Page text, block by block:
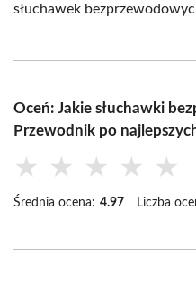
słuchawek
Oceń: Jakie słuchawki
Przewodnik po
★ ★ ★ ★ ★
Średnia ocena: 4.97 Liczba